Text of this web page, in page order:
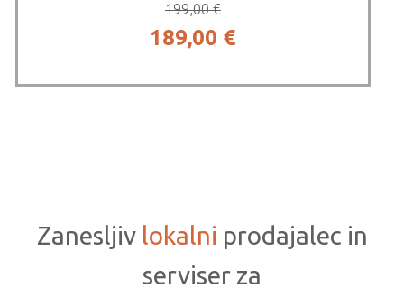
199,00€
Izvirna
189,00 €Trenutna
Zanesljiv lokalni prodajalec in
serviser za